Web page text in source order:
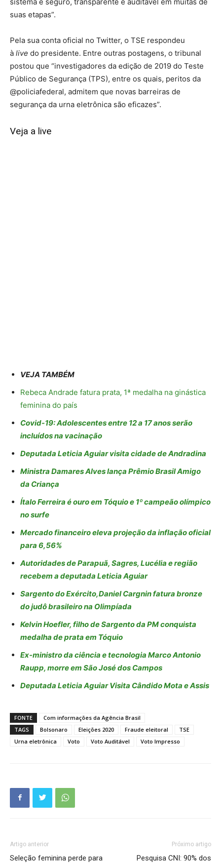
suas etapas”.
Pela sua conta oficial no Twitter, o TSE respondeu
à live do presidente. Entre outras postagens, o tribunal
postou que “investigadores da edição de 2019 do Teste
Público de Segurança (TPS), entre os quais, peritos da
@policiafederal, admitem que novas barreiras de
segurança da urna eletrônica são eficazes”.
Veja a live
VEJA TAMBÉM
Rebeca Andrade fatura prata, 1ª medalha na ginástica
feminina do país
Covid-19: Adolescentes entre 12 a 17 anos serão
incluídos na vacinação
Deputada Leticia Aguiar visita cidade de Andradina
Ministra Damares Alves lança Prêmio Brasil Amigo
da Criança
Ítalo Ferreira é ouro em Tóquio e 1º campeão olímpico
no surfe
Mercado financeiro eleva projeção da inflação oficial
para 6,56%
Autoridades de Parapuã, Sagres, Lucélia e região
recebem a deputada Leticia Aguiar
Sargento do Exército,Daniel Cargnin fatura bronze
do judô brasileiro na Olimpíada
Kelvin Hoefler, filho de Sargento da PM conquista
medalha de prata em Tóquio
Ex-ministro da ciência e tecnologia Marco Antonio
Raupp, morre em São José dos Campos
Deputada Leticia Aguiar Visita Cândido Mota e Assis
FONTE
Com informações da Agência Brasil
TAGS
Bolsonaro Eleições 2020 Fraude eleitoral
TSE
Urna eletrônica
Voto Voto Auditável Voto Impresso
Artigo anterior
Seleção feminina perde para
Próximo artigo
Pesquisa CNI: 90% dos